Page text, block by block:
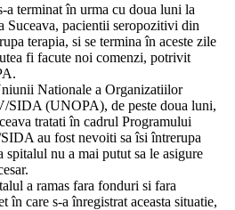
a terminat în urma cu doua luni la
Suceava, pacientii seropozitivi din
terapia, si se termina în aceste zile
fi facute noi comenzi, potrivit
Nationale a Organizatiilor
SIDA (UNOPA), de peste doua luni,
tratati în cadrul Programului
au fost nevoiti sa îsi întrerupa
spitalul nu a mai putut sa le asigure
a ramas fara fonduri si fara
în care s-a înregistrat aceasta situatie,